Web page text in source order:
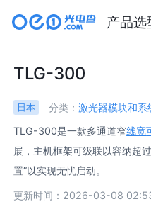
产品选
TLG-300
日本 分类： 激光器模块和系
TLG-300是一款多通道窄线宽
展，主机框架可级联以容纳超
置”以实现无忧启动。
更新时间：2026-03-08